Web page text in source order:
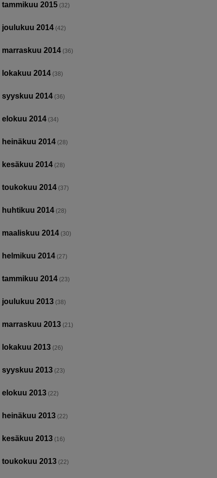
tammikuu 2015 (32)
joulukuu 2014 (42)
marraskuu 2014 (36)
lokakuu 2014 (38)
syyskuu 2014 (36)
elokuu 2014 (34)
heinäkuu 2014 (28)
kesäkuu 2014 (28)
toukokuu 2014 (37)
huhtikuu 2014 (28)
maaliskuu 2014 (30)
helmikuu 2014 (27)
tammikuu 2014 (23)
joulukuu 2013 (38)
marraskuu 2013 (21)
lokakuu 2013 (26)
syyskuu 2013 (23)
elokuu 2013 (22)
heinäkuu 2013 (22)
kesäkuu 2013 (16)
toukokuu 2013 (22)